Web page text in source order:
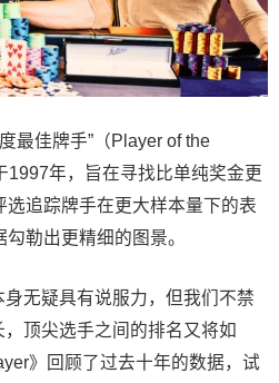
最佳牌手”（Player of the
1997年，旨在寻找比单纯奖金更
追踪牌手在更大样本量下的表
勒出更精细的图景。
无疑具有说服力，但我们不禁
顶尖选手之间的排名又将如
》回顾了过去十年的数据，试